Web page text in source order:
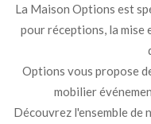
La Maison Options est
pour réceptions, la mise
Options vous propose
mobilier
Découvrez l'ensemble